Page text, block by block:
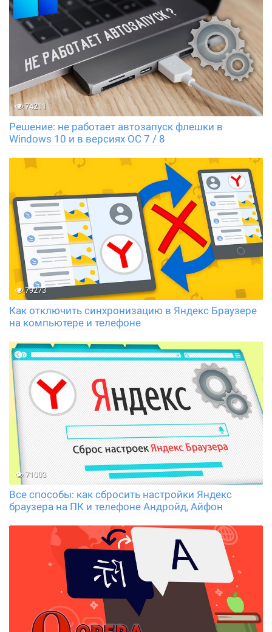
74211
Решение: не работает автозапуск флешки в
Windows 10 и в версиях ОС 7 / 8
79273
Как отключить синхронизацию в Яндекс Браузере
на компьютере и телефоне
71003
Все способы: как сбросить настройки Яндекс
браузера на ПК и телефоне Андройд, Айфон